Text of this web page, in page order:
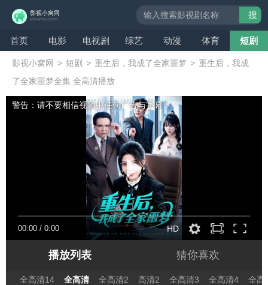
首页 电影 电视剧 综艺 动漫 体育 短剧
搜
索
影视小窝网 > 短剧 > 重生后，我成了全家噩梦 > 重生后，我成
了全家噩梦全集 全高清播放
00:00 / 0:00 HD
警告：请不要相信视频中任何广告与字幕！
播放列表 猜你喜欢
全高清14 全高清 全高清2 高清2 全高清3 全高清4 全高